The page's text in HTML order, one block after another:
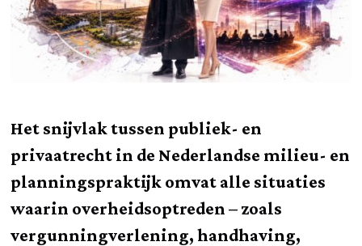
Het snijvlak tussen publiek- en
privaatrecht in de Nederlandse milieu- en
planningspraktijk omvat alle situaties
waarin overheidsoptreden – zoals
vergunningverlening, handhaving,